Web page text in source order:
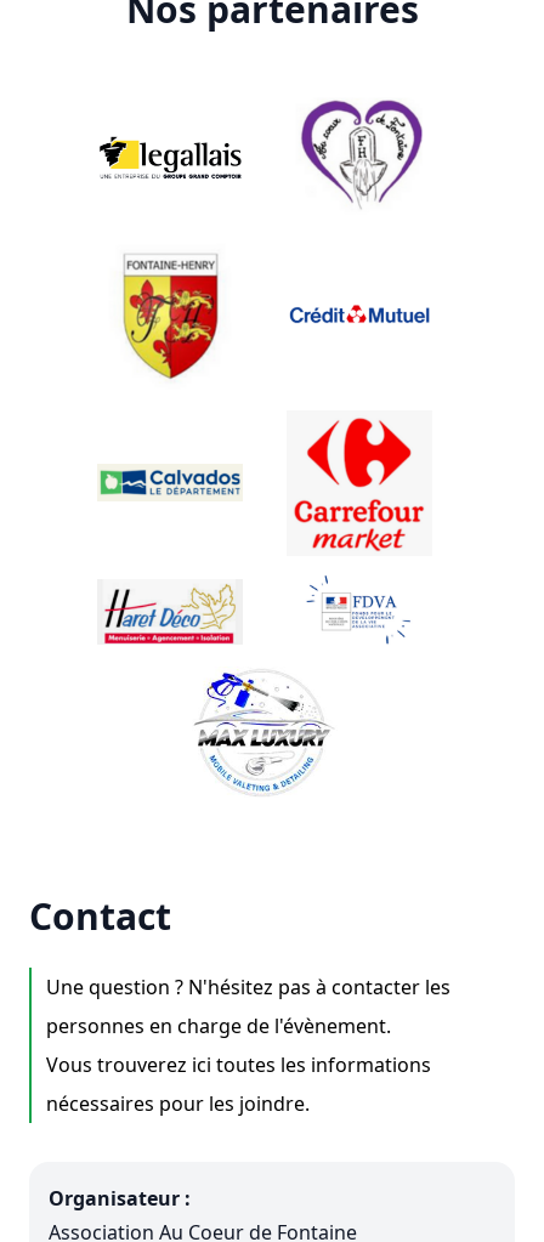
Contact
Une question ? N'hésitez pas à contacter les
personnes en charge de l'évènement.
Vous trouverez ici toutes les informations
nécessaires pour les joindre.
Organisateur :
Association Au Coeur de Fontaine